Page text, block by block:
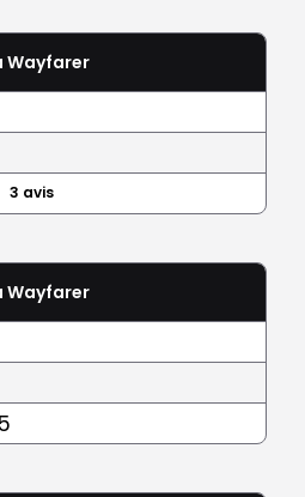
Wayfarer
3 avis
Wayfarer